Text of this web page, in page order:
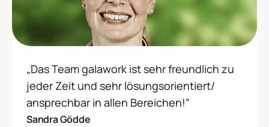
„Das Team galawork ist sehr freundlich zu
jeder Zeit und sehr lösungsorientiert/
ansprechbar in allen Bereichen!”
Sandra Gödde